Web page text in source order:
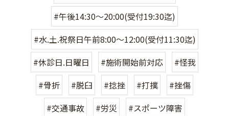
#午後14:30〜20:00(受付19:30迄)
#水.土.祝祭日午前8:00〜12:00(受付11:30迄)
#休診日.日曜日
#施術開始前対応
#怪我
#骨折
#脱臼 #捻挫 #打撲
#挫傷
#交通事故
#労災
#スポーツ障害